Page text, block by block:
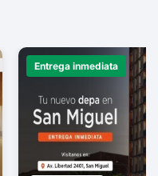
Entrega inmediata